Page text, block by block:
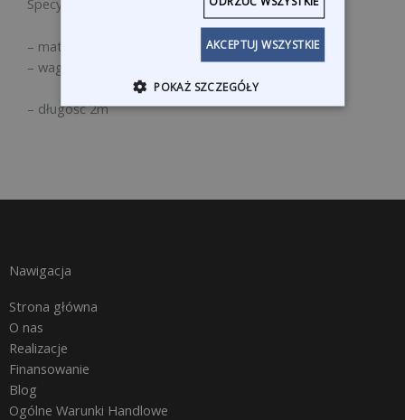
Specyfikacja:
– materiał stalowy z osłoną z tworzywa sztucznego
– waga 0,52 kg
– długość 2m
Nawigacja
Strona główna
O nas
Realizacje
Finansowanie
Blog
Ogólne Warunki Handlowe
AKCEPTUJ WSZYSTKIE
POKAŻ SZCZEGÓŁY